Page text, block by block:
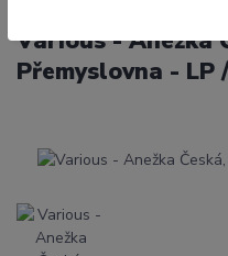
Various - Anežka
Přemyslovna - LP